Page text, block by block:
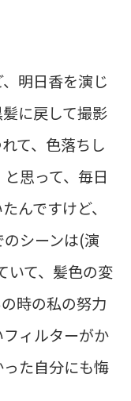
、明日香を演じ
に戻して撮影
て、色落ちし
思って、毎日
んですけど、
シーンは(演
いて、髪色の変
時の私の努力
ィルターがか
た自分にも悔